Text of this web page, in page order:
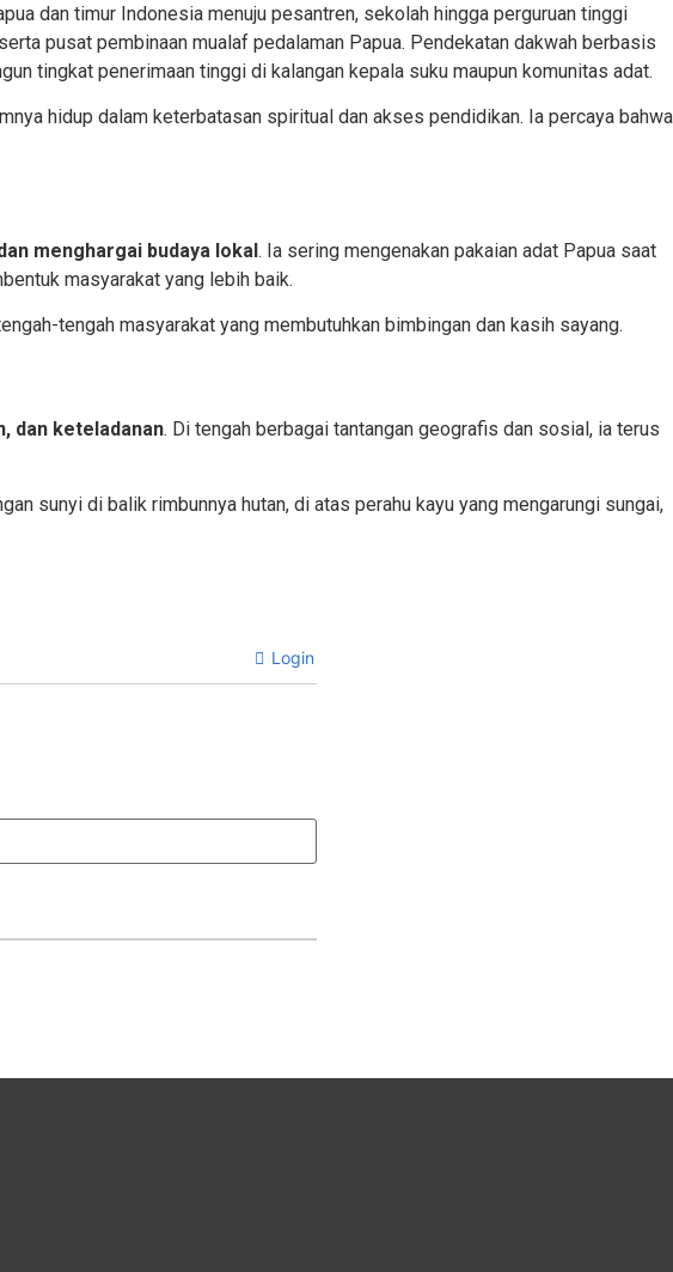
dan timur Indonesia menuju pesantren, sekolah hingga perguruan tinggi
pusat pembinaan mualaf pedalaman Papua. Pendekatan dakwah berbasis
tingkat penerimaan tinggi di kalangan kepala suku maupun komunitas adat.
hidup dalam keterbatasan spiritual dan akses pendidikan. Ia percaya bahwa
menghargai budaya lokal. Ia sering mengenakan pakaian adat Papua saat
masyarakat yang lebih baik.
tengah masyarakat yang membutuhkan bimbingan dan kasih sayang.
dan keteladanan. Di tengah berbagai tantangan geografis dan sosial, ia terus
sunyi di balik rimbunnya hutan, di atas perahu kayu yang mengarungi sungai,
Login